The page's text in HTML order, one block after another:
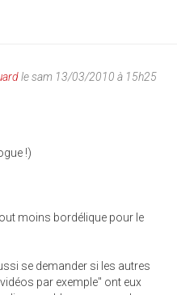
le sam 13/03/2010 à 15h25
!)
moins bordélique pour le
se demander si les autres
par exemple" ont eux